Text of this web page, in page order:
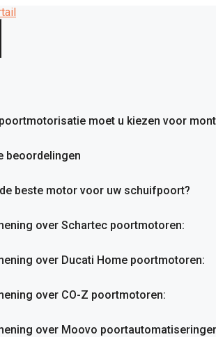
moet u kiezen voor
beoordelingen
beste motor voor uw schuifpoort?
over Schartec poortmotoren:
over Ducati Home poortmotoren:
over CO-Z poortmotoren:
over Moovo